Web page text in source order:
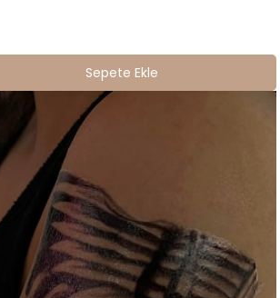
Sepete Ekle